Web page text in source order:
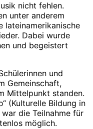
nicht fehlen.
unter anderem
lateinamerikanische
Dabei wurde
und begeistert
und
Gemeinschaft,
Mittelpunkt standen.
(Kulturelle Bildung in
die Teilnahme für
möglich.